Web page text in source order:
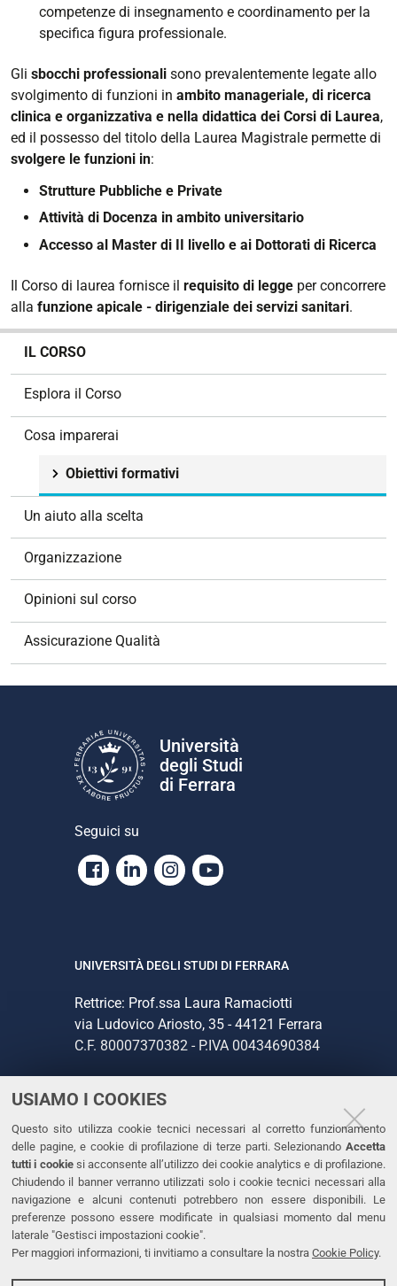
USIAMO I COOKIES
Questo sito utilizza cookie tecnici necessari al corretto funzionamento
delle pagine, e cookie di profilazione di terze parti. Selezionando Accetta
tutti i cookiesi acconsente all’utilizzo dei cookie analytics e di profilazione.
Chiudendo il banner verranno utilizzati solo i cookie tecnici necessari alla
navigazione e alcuni contenuti potrebbero non essere disponibili. Le
preferenze possono essere modificate in qualsiasi momento dal menu
laterale "Gestisci impostazioni cookie".
Per maggiori informazioni, ti invitiamo a consultare la nostra Cookie Policy.
competenze di insegnamento e coordinamento per la
specifica figura professionale.
Gli sbocchi professionali sono prevalentemente legate allo
svolgimento di funzioni in ambito manageriale, di ricerca
clinica e organizzativa e nella didattica dei Corsi di Laurea,
ed il possesso del titolo della Laurea Magistrale permette di
svolgere le funzioni in:
Strutture Pubbliche e Private
Attività di Docenza in ambito universitario
Accesso al Master di II livello e ai Dottorati di Ricerca
Il Corso di laurea fornisce il requisito di legge per concorrere
alla funzione apicale - dirigenziale dei servizi sanitari.
n
IL CORSO
Esplora il Corso
Cosa imparerai
Obiettivi formativi
Un aiuto alla scelta
Organizzazione
Opinioni sul corso
Assicurazione Qualità
Università
degli Studi
di Ferrara
Seguici su
Facebook
LinkedinInstagram
Youtube
UNIVERSITÀ DEGLI STUDI DI FERRARA
Rettrice: Prof.ssa Laura Ramaciotti
via Ludovico Ariosto, 35 - 44121 Ferrara
C.F. 80007370382 - P.IVA 00434690384
CONTATTI
Tel. +39 0532 293111
Fax. +39 0532 293031
PEC
LINKS